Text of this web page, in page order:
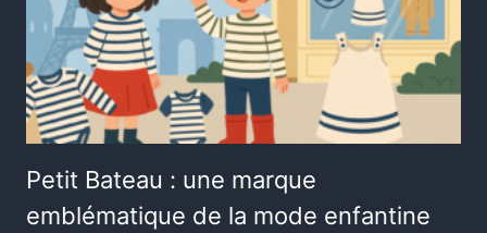
Petit Bateau : une marque
emblématique de la mode enfantine